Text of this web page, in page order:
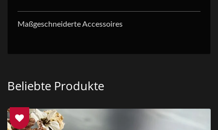
Maßgeschneiderte Accessoires
Beliebte Produkte